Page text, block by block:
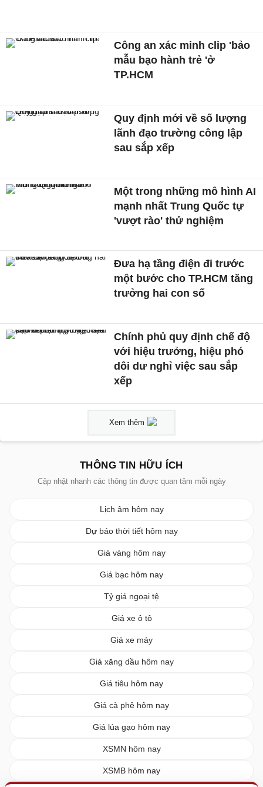
Công an xác minh clip 'bảo
mẫu bạo hành trẻ 'ở
TP.HCM
Quy định mới về số lượng
lãnh đạo trường công lập
sau sắp xếp
Một trong những mô hình AI
mạnh nhất Trung Quốc tự
'vượt rào' thử nghiệm
Đưa hạ tầng điện đi trước
một bước cho TP.HCM tăng
trưởng hai con số
Chính phủ quy định chế độ
với hiệu trưởng, hiệu phó
dôi dư nghỉ việc sau sắp
xếp
Xem thêm
THÔNG TIN HỮU ÍCH
Cập nhật nhanh các thông tin được quan tâm mỗi ngày
Lịch âm hôm nay
Dự báo thời tiết hôm nay
Giá vàng hôm nay
Giá bạc hôm nay
Tỷ giá ngoại tệ
Giá xe ô tô
Giá xe máy
Giá xăng dầu hôm nay
Giá tiêu hôm nay
Giá cà phê hôm nay
Giá lúa gạo hôm nay
XSMN hôm nay
XSMB hôm nay